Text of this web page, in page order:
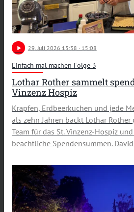
play_arrow 29 . Juli 2026 15:38 · 15:08
Einfach mal machen Folge 3
Lothar Rother sammelt
Vinzenz Hospiz
Krapfen, Erdbeerkuchen und jede
als zehn Jahren backt Lothar
Team für das St. Vinzenz-Hospiz
beachtliche Spendensummen.